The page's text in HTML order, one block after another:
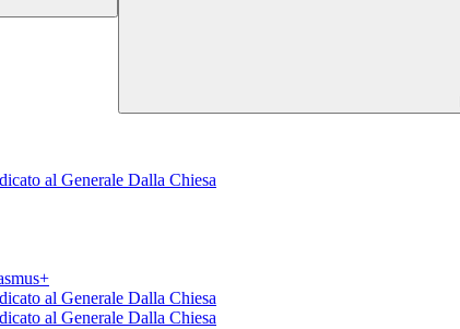
al Generale Dalla Chiesa
al Generale Dalla Chiesa
al Generale Dalla Chiesa